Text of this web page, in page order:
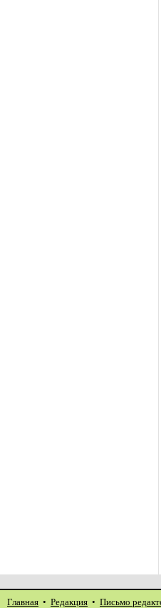
Главная • Редакция • Письмо